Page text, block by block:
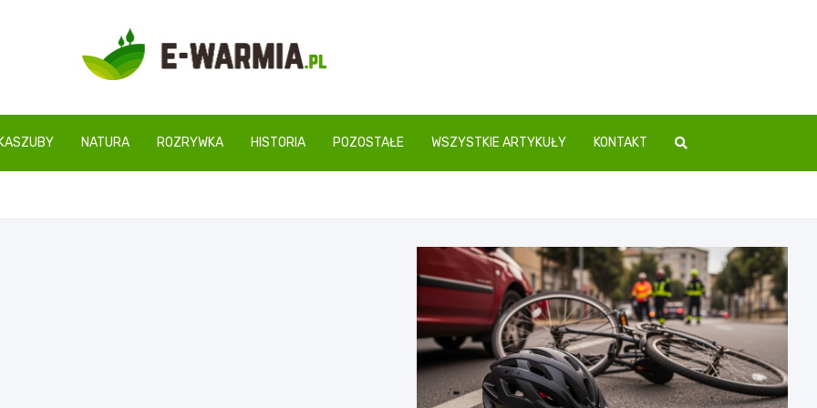
www.e-warmia.pl
KASZUBY NATURA ROZRYWKA HISTORIA POZOSTAŁE WSZYSTKIE ARTYKUŁY KONTAKT